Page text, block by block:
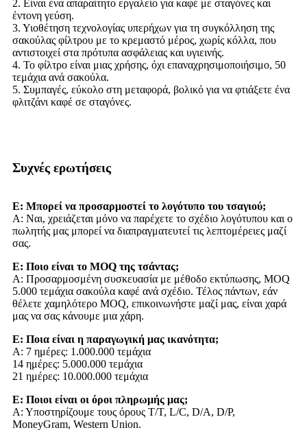
2. Είναι ένα απαραίτητο εργαλείο για καφέ με σταγόνες και
έντονη γεύση.
3. Υιοθέτηση τεχνολογίας υπερήχων για τη συγκόλληση της
σακούλας φίλτρου με το κρεμαστό μέρος, χωρίς κόλλα, που
αντιστοιχεί στα πρότυπα ασφάλειας και υγιεινής.
4. Το φίλτρο είναι μιας χρήσης, όχι επαναχρησιμοποιήσιμο, 50
τεμάχια ανά σακούλα.
5. Συμπαγές, εύκολο στη μεταφορά, βολικό για να φτιάξετε ένα
φλιτζάνι καφέ σε σταγόνες.
Συχνές ερωτήσεις
Ε: Μπορεί να προσαρμοστεί το λογότυπο του τσαγιού;
Α: Ναι, χρειάζεται μόνο να παρέχετε το σχέδιο λογότυπου και ο
πωλητής μας μπορεί να διαπραγματευτεί τις λεπτομέρειες μαζί
σας.
Ε: Ποιο είναι το MOQ της τσάντας;
Α: Προσαρμοσμένη συσκευασία με μέθοδο εκτύπωσης, MOQ
5.000 τεμάχια σακούλα καφέ ανά σχέδιο. Τέλος πάντων, εάν
θέλετε χαμηλότερο MOQ, επικοινωνήστε μαζί μας, είναι χαρά
μας να σας κάνουμε μια χάρη.
Ε: Ποια είναι η παραγωγική μας ικανότητα;
Α: 7 ημέρες: 1.000.000 τεμάχια
14 ημέρες: 5.000.000 τεμάχια
21 ημέρες: 10.000.000 τεμάχια
Ε: Ποιοι είναι οι όροι πληρωμής μας;
Α: Υποστηρίζουμε τους όρους T/T, L/C, D/A, D/P,
MoneyGram, Western Union.